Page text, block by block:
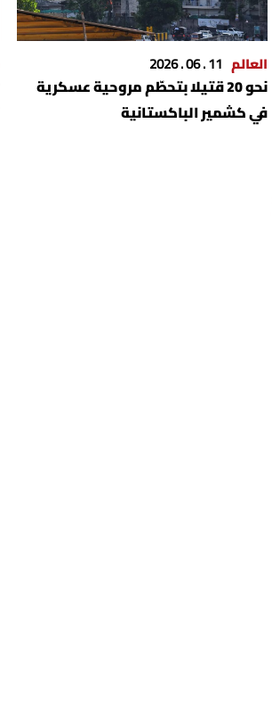
العالم 11 . 06 . 2026
نحو 20 قتيلا بتحطّم مروحية عسكرية
في كشمير الباكستانية